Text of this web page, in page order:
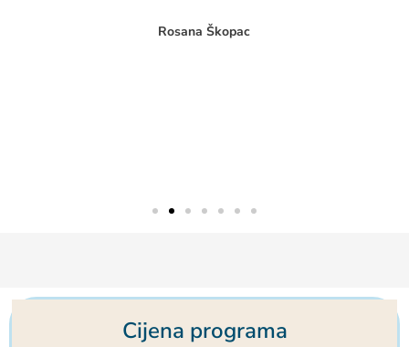
Rosana Škopac
Cijena programa